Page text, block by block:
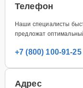
Телефон
Наши специалисты
предложат
+7 (800) 100-91-25
Адрес